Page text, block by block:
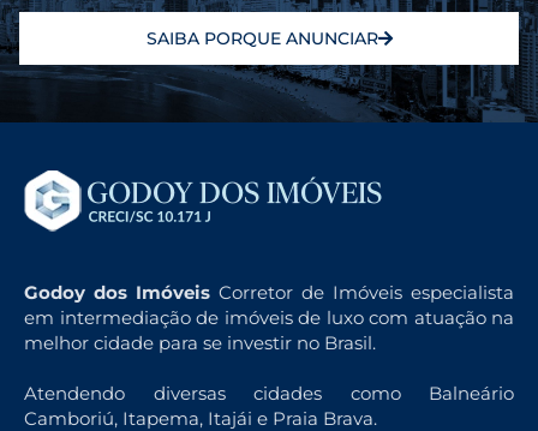
SAIBA PORQUE ANUNCIAR
Godoy dos Imóveis Corretor de Imóveis especialista
em intermediação de imóveis de luxo com atuação na
melhor cidade para se investir no Brasil.
Atendendo diversas cidades como Balneário
Camboriú, Itapema, Itajái e Praia Brava.